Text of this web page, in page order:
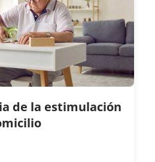
de la estimulación